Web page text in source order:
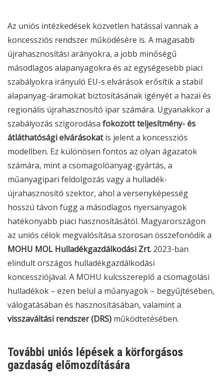
Az uniós intézkedések közvetlen hatással vannak a
koncessziós rendszer működésére is. A magasabb
újrahasznosítási arányokra, a jobb minőségű
másodlagos alapanyagokra és az egységesebb piaci
szabályokra irányuló EU-s elvárások erősítik a stabil
alapanyag-áramokat biztosításának igényét a hazai és
regionális újrahasznosító ipar számára. Ugyanakkor a
szabályozás szigorodása fokozott teljesítmény- és
átláthatósági elvárásokatis jelent a koncessziós
modellben. Ez különösen fontos az olyan ágazatok
számára, mint a csomagolóanyag-gyártás, a
műanyagipari feldolgozás vagy a hulladék-
újrahasznosító szektor, ahol a versenyképesség
hosszú távon függ a másodlagos nyersanyagok
hatékonyabb piaci hasznosításától. Magyarországon
az uniós célok megvalósítása szorosan összefonódik a
MOHU MOL Hulladékgazdálkodási Zrt. 2023-ban
elindult országos hulladékgazdálkodási
koncessziójával. A MOHU kulcsszereplő a csomagolási
hulladékok – ezen belül a műanyagok – begyűjtésében,
válogatásában és hasznosításában, valamint a
visszaváltási rendszer (DRS) működtetésében.
További uniós lépések a körforgásos
gazdaság előmozdítására